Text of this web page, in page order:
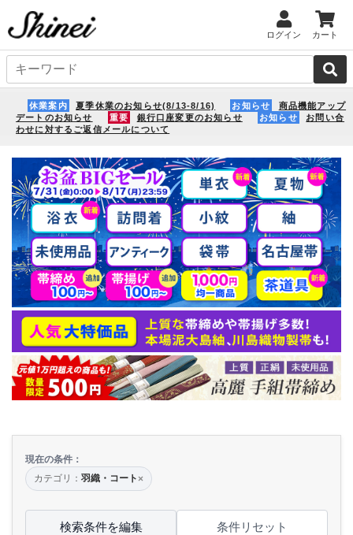
ログイン カート
休業案内 夏季休業のお知らせ(8/13-8/16) お知らせ
商品機能アップ
デートのお知らせ
重要 銀行口座変更のお知らせ お知らせ
お問い合
わせに対するご返信メールについて
現在の条件：
カテゴリ： 羽織・コート×
検索条件を編集 条件リセット